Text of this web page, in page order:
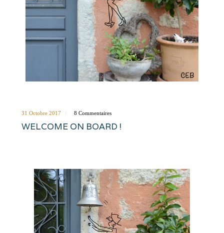
31 Octobre 2017 8 Commentaires
WELCOME ON BOARD !